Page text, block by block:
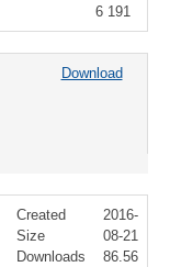
6 191
Download
Created
Size
Downloads
2016-
08-21
86.56